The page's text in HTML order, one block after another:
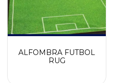
ALFOMBRA FUTBOL
RUG